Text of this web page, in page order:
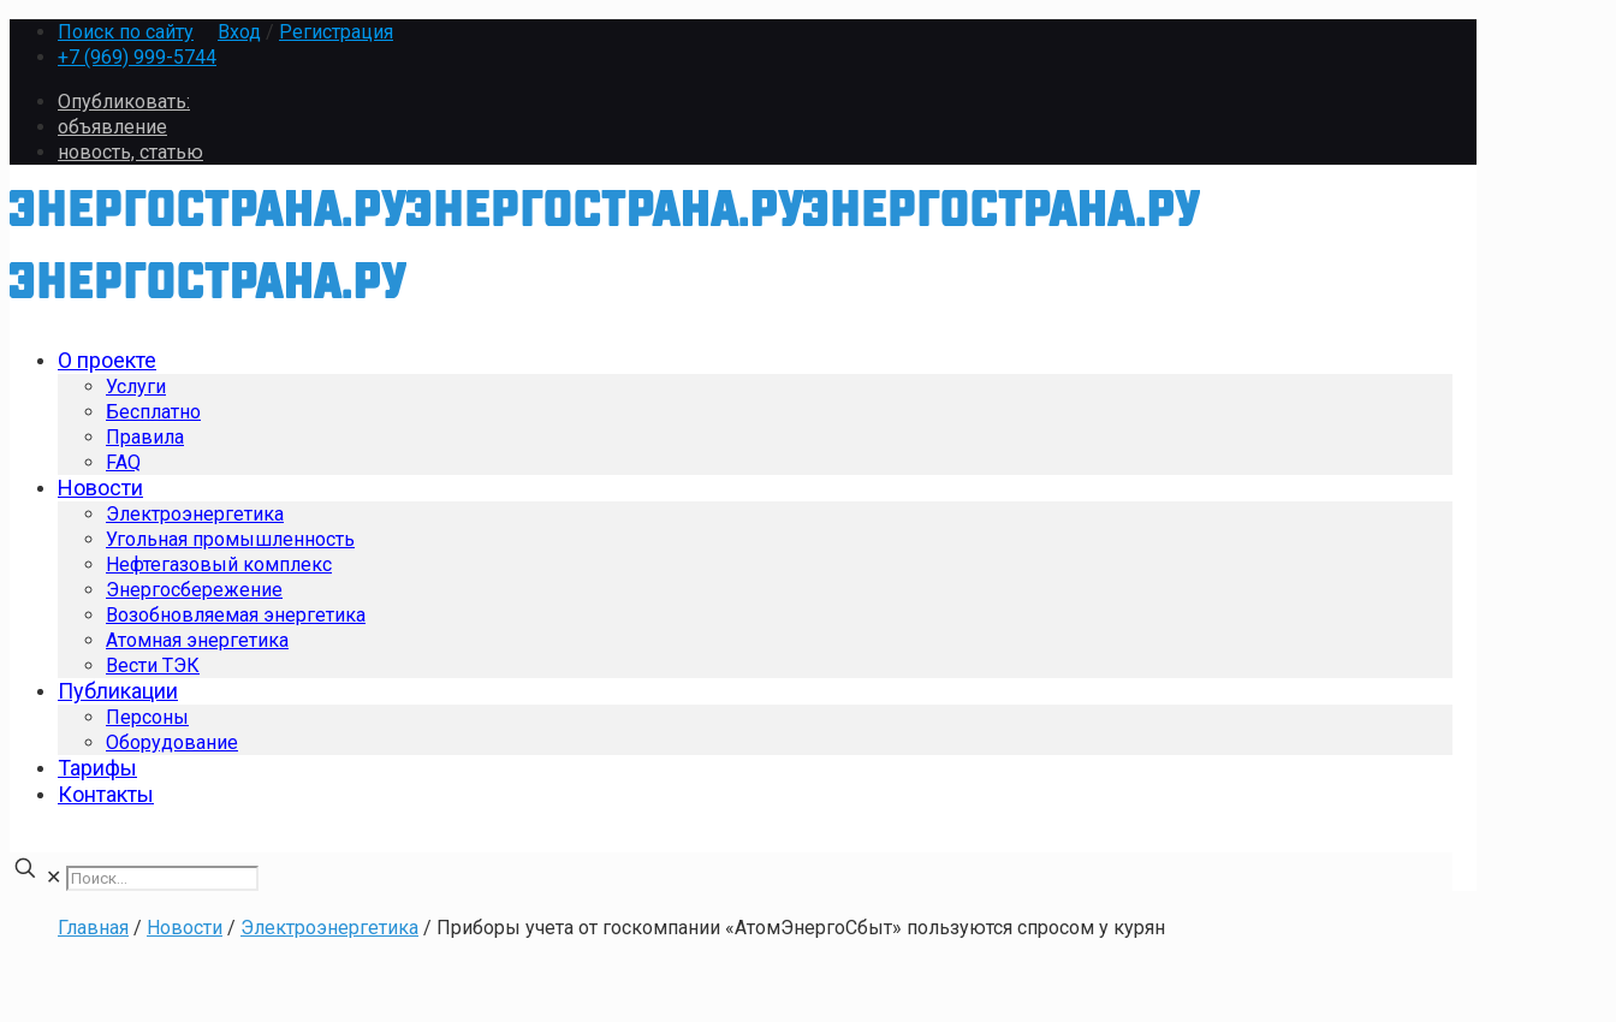
Поиск по сайту Вход / Регистрация
+7 (969) 999-5744
Опубликовать:
объявление
новость, статью
О проекте
Услуги
Бесплатно
Правила
FAQ
Новости
Электроэнергетика
Угольная промышленность
Нефтегазовый комплекс
Энергосбережение
Возобновляемая энергетика
Атомная энергетика
Вести ТЭК
Публикации
Персоны
Оборудование
Тарифы
Контакты
✕
Главная / Новости / Электроэнергетика / Приборы учета от госкомпании «АтомЭнергоСбыт» пользуются спросом у курян